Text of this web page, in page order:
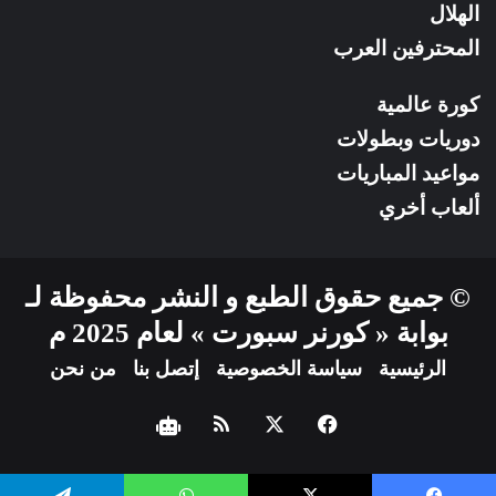
الهلال
المحترفين العرب
كورة عالمية
دوريات وبطولات
مواعيد المباريات
ألعاب أخري
© جميع حقوق الطبع و النشر محفوظة لـ
بوابة « كورنر سبورت » لعام 2025 م
الرئيسية سياسة الخصوصية إتصل بنا من نحن
فيسبوك ملخص
الموقع
نبض